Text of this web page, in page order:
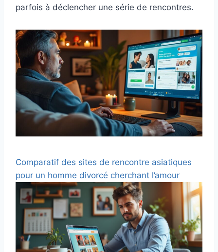
parfois à déclencher une série de rencontres.
Comparatif des sites de rencontre asiatiques
pour un homme divorcé cherchant l’amour